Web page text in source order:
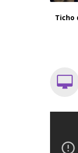
Ticho